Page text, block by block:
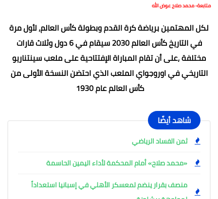
متابعة- محمد صلاح عوض الله
لكل المهتمين برياضة كرة القدم وبطولة كأس العالم، لأول مرة
في التاريخ كأس العالم 2030 سيقام في 6 دول وثلاث قارات
مختلفة ،على أن تقام المباراة الإفتتاحية على ملعب سينتناريو
التاريخي في اوروجواي الملعب الذي احتضن النسخة الأولى من
كأس العالم عام 1930
شاهد أيضًا
ثمن الفساد الرياضي
«محمد صلاح» أمام المحكمة لأداء اليمين الحاسمة
منصف بقرار ينضم لمعسكر الأهلي في إسبانيا استعداداً